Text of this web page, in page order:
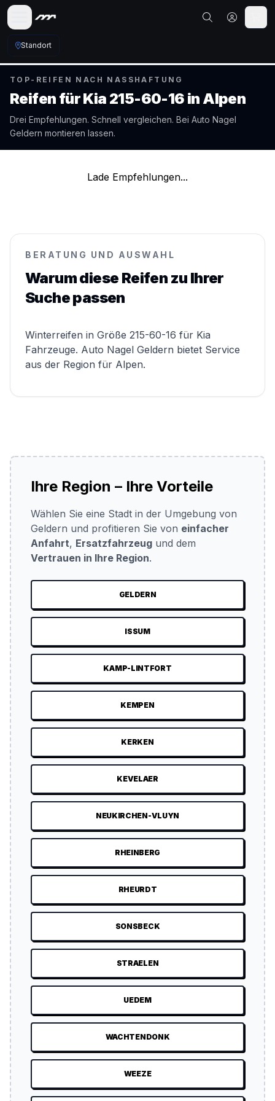
Standort
TOP-REIFEN NACH NASSHAFTUNG
Reifen fürKia 215-60-16 in Alpen
Drei Empfehlungen. Schnell vergleichen. Bei Auto Nagel
Geldern montieren lassen.
Lade Empfehlungen...
BERATUNG UND AUSWAHL
Warum diese Reifen zu Ihrer
Suche passen
Winterreifen in Größe 215-60-16 für Kia
Fahrzeuge. Auto Nagel Geldern bietet Service
aus der Region für Alpen.
Ihre Region – Ihre Vorteile
Wählen Sie eine Stadt in der Umgebung von
Geldern und profitieren Sie von einfacher
Anfahrt, Ersatzfahrzeug und dem
Vertrauen in Ihre Region.
GELDERN
ISSUM
KAMP-LINTFORT
KEMPEN
KERKEN
KEVELAER
NEUKIRCHEN-VLUYN
RHEINBERG
RHEURDT
SONSBECK
STRAELEN
UEDEM
WACHTENDONK
WEEZE